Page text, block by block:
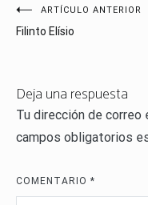
Navegación
de
ARTÍCULO ANTERIOR
Filinto Elísio
Deja una respuesta
Tu dirección de correo
campos obligatorios
COMENTARIO *